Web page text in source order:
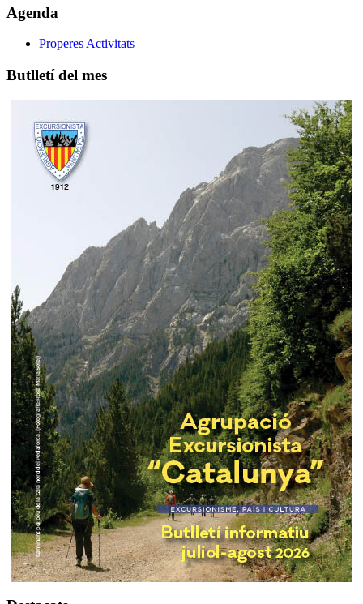
Agenda
Properes Activitats
Butlletí del mes